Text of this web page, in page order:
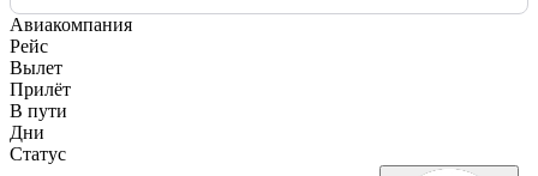
Авиакомпания
Рейс
Вылет
Прилёт
В пути
Дни
Статус